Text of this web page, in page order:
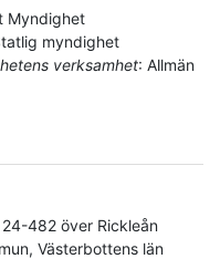
Myndighet
myndighet
verksamhet: Allmän
482 över Rickleån
Västerbottens län